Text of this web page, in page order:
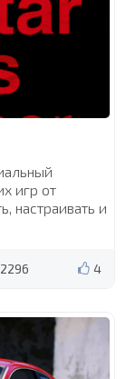
игр от
настраивать и
4
2296